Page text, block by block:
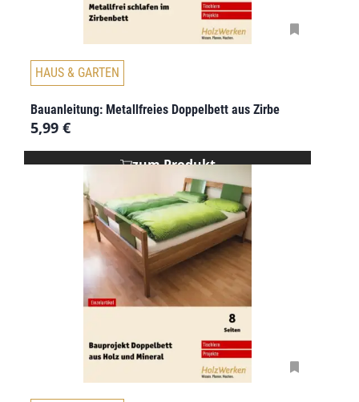
HAUS & GARTEN
Bauanleitung: Metallfreies Doppelbett aus Zirbe
5,99 €
zum Produkt